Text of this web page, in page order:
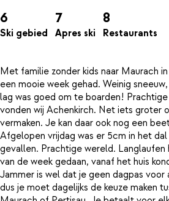
6
Ski gebied
7
Apres ski
8
Restaurants
Met familie zonder kids naar Maurach
een mooie week gehad. Weinig
lag was goed om te boarden!
vonden wij Achenkirch. Net iets groter
vermaken. Je kan daar ook nog een
Afgelopen vrijdag was er 5cm in het
gevallen. Prachtige wereld. Langlaufen
van de week gedaan, vanaf het huis
Jammer is wel dat je geen dagpas voor
dus je moet dagelijks de keuze maken